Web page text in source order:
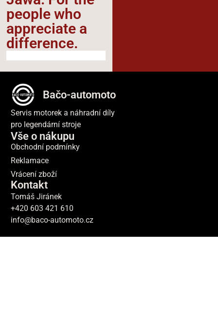
people who
appreciate a
difference.​
Bačo-automoto
Servis motorek a náhradní díly
pro legendární stroje
Vše o nákupu
Obchodní podmínky
Reklamace
Vrácení zboží
Kontakt
Tomáš Jiránek
+420 603 421 610
info@baco-automoto.cz